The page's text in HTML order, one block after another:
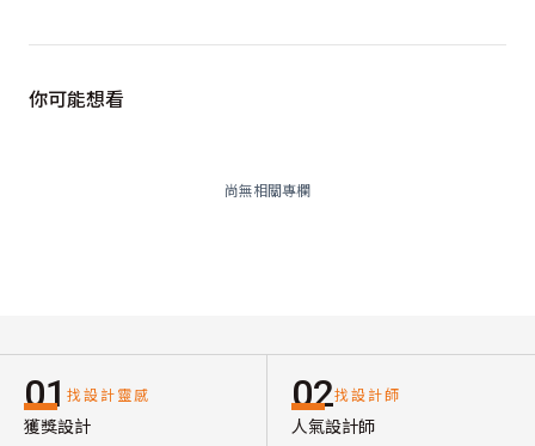
你可能想看
尚無相關專欄
01 找設計靈感
獲獎設計
02找設計師
人氣設計師